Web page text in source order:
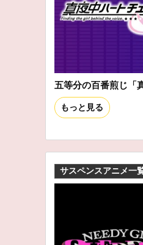
五等分の百番煎じ「
もっと見る
サスペンスアニメ一